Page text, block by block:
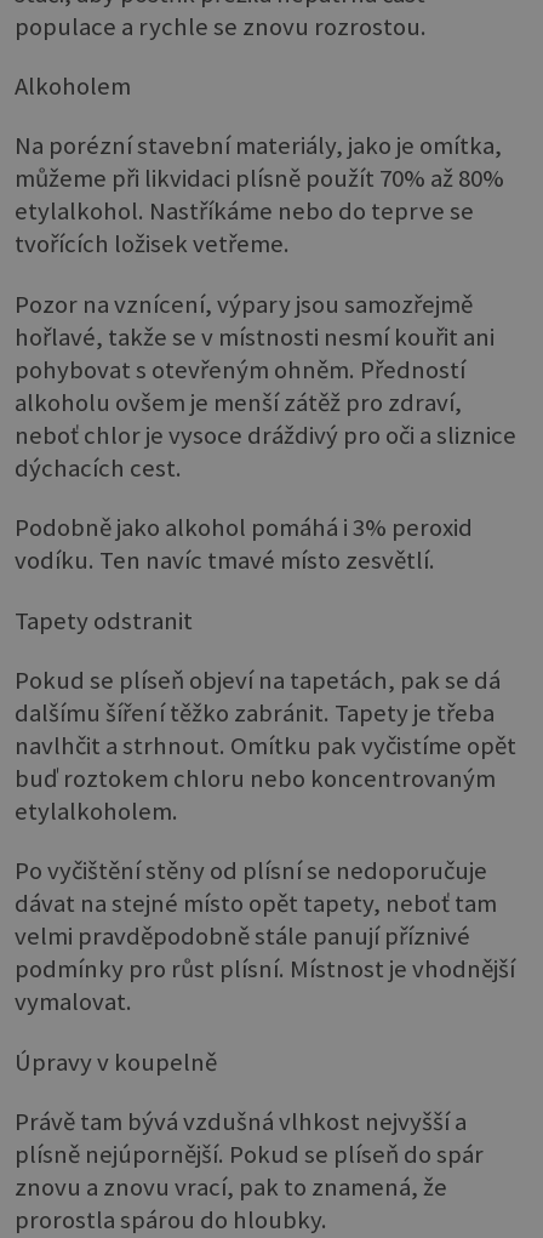
populace a rychle se znovu rozrostou.
Alkoholem
Na porézní stavební materiály, jako je omítka,
můžeme při likvidaci plísně použít 70% až 80%
etylalkohol. Nastříkáme nebo do teprve se
tvořících ložisek vetřeme.
Pozor na vznícení, výpary jsou samozřejmě
hořlavé, takže se v místnosti nesmí kouřit ani
pohybovat s otevřeným ohněm. Předností
alkoholu ovšem je menší zátěž pro zdraví,
neboť chlor je vysoce dráždivý pro oči a sliznice
dýchacích cest.
Podobně jako alkohol pomáhá i 3% peroxid
vodíku. Ten navíc tmavé místo zesvětlí.
Tapety odstranit
Pokud se plíseň objeví na tapetách, pak se dá
dalšímu šíření těžko zabránit. Tapety je třeba
navlhčit a strhnout. Omítku pak vyčistíme opět
buď roztokem chloru nebo koncentrovaným
etylalkoholem.
Po vyčištění stěny od plísní se nedoporučuje
dávat na stejné místo opět tapety, neboť tam
velmi pravděpodobně stále panují příznivé
podmínky pro růst plísní. Místnost je vhodnější
vymalovat.
Úpravy v koupelně
Právě tam bývá vzdušná vlhkost nejvyšší a
plísně nejúpornější. Pokud se plíseň do spár
znovu a znovu vrací, pak to znamená, že
prorostla spárou do hloubky.